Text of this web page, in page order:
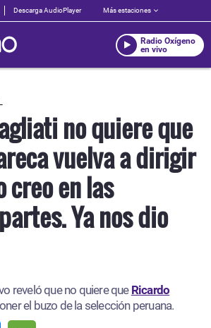
Descarga AudioPlayer Más estaciones
Radio Oxígeno
en vivo
no quiere que
vuelva a dirigir
creo en las
Ya nos dio
reveló que no quiere que Ricardo
el buzo de la selección peruana.